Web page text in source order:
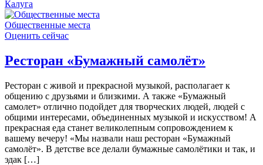
Калуга
Общественные места
Оценить сейчас
Ресторан «Бумажный самолёт»
Ресторан с живой и прекрасной музыкой, располагает к
общению с друзьями и близкими. А также «Бумажный
самолет» отлично подойдет для творческих людей, людей с
общими интересами, объединенных музыкой и искусством! А
прекрасная еда станет великолепным сопровождением к
вашему вечеру! «Мы назвали наш ресторан «Бумажный
самолёт». В детстве все делали бумажные самолётики и так, и
эдак […]